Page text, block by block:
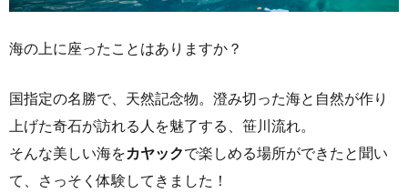
海の上に座ったことはありますか？
国指定の名勝で、天然記念物。澄み切った海と自然が作り
上げた奇石が訪れる人を魅了する、笹川流れ。
そんな美しい海をカヤックで楽しめる場所ができたと聞い
て、さっそく体験してきました！